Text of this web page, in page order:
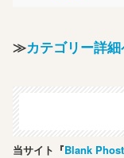
≫カテゴリー詳
当サイト『Blank